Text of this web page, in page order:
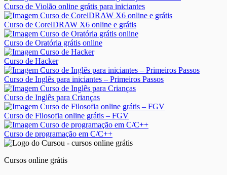
Curso de Violão online grátis para iniciantes
Curso de CorelDRAW X6 online e grátis
Curso de Oratória grátis online
Curso de Hacker
Curso de Inglês para iniciantes – Primeiros Passos
Curso de Inglês para Crianças
Curso de Filosofia online grátis – FGV
Curso de programação em C/C++
Cursos online grátis